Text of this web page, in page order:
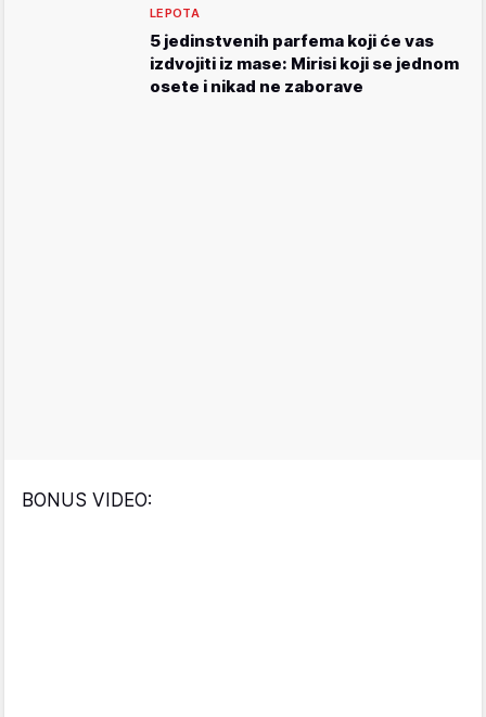
LEPOTA
5 jedinstvenih parfema koji će vas
izdvojiti iz mase: Mirisi koji se jednom
osete i nikad ne zaborave
BONUS VIDEO: